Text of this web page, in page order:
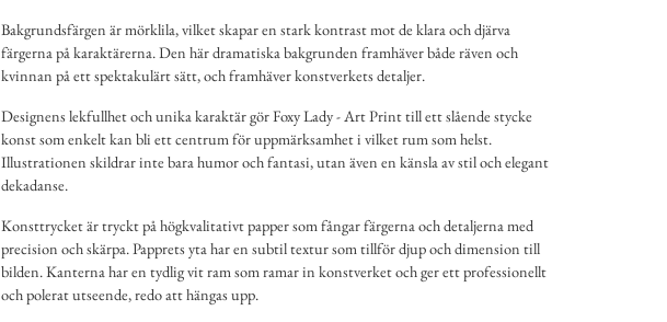
Bakgrundsfärgen är mörklila, vilket skapar en stark kontrast mot de klara och djärva
färgerna på karaktärerna. Den här dramatiska bakgrunden framhäver både räven och
kvinnan på ett spektakulärt sätt, och framhäver konstverkets detaljer.
Designens lekfullhet och unika karaktär gör Foxy Lady - Art Print till ett slående stycke
konst som enkelt kan bli ett centrum för uppmärksamhet i vilket rum som helst.
Illustrationen skildrar inte bara humor och fantasi, utan även en känsla av stil och elegant
dekadanse.
Konsttrycket är tryckt på högkvalitativt papper som fångar färgerna och detaljerna med
precision och skärpa. Papprets yta har en subtil textur som tillför djup och dimension till
bilden. Kanterna har en tydlig vit ram som ramar in konstverket och ger ett professionellt
och polerat utseende, redo att hängas upp.